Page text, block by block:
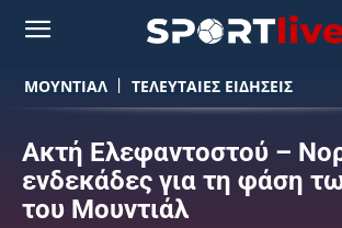
ΜΟΥΝΤΙΆΛ ΤΕΛΕΥΤΑΙΕΣ ΕΙΔΗΣΕΙΣ
Ακτή Ελεφαντοστού –
ενδεκάδες για τη φάση
του Μουντιάλ